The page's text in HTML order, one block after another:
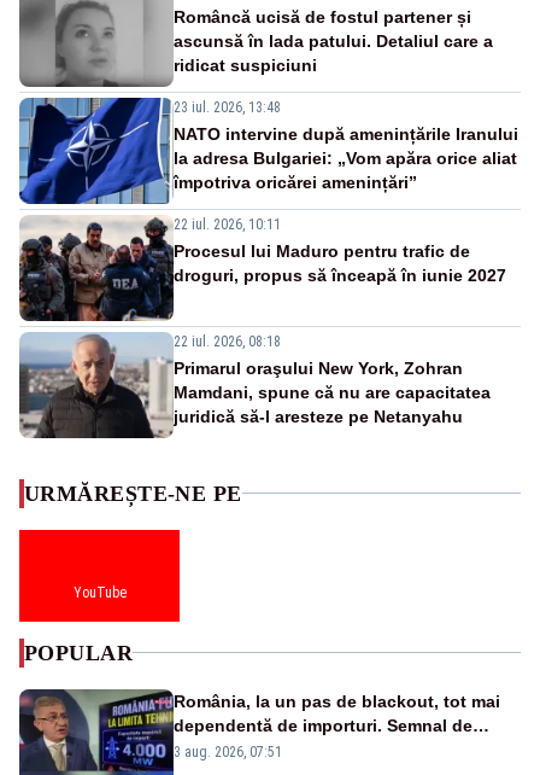
Româncă ucisă de fostul partener și
ascunsă în lada patului. Detaliul care a
ridicat suspiciuni
23 iul. 2026, 13:48
NATO intervine după amenințările Iranului
la adresa Bulgariei: „Vom apăra orice aliat
împotriva oricărei amenințări”
22 iul. 2026, 10:11
Procesul lui Maduro pentru trafic de
droguri, propus să înceapă în iunie 2027
22 iul. 2026, 08:18
Primarul oraşului New York, Zohran
Mamdani, spune că nu are capacitatea
juridică să-l aresteze pe Netanyahu
URMĂREȘTE-NE PE
YouTube
POPULAR
România, la un pas de blackout, tot mai
dependentă de importuri. Semnal de
alarmă tras de un expert în energie
3 aug. 2026, 07:51